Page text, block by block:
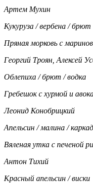
Артем Мухин
Кукуруза / вербена / брют
Пряная морковь с
Георгий Троян, Алексей
Облепиха / брют / водка
Гребешок с хурмой и
Леонид Конобрицкий
Апельсин / малина /
Вяленая утка с печеной
Антон Тихий
Красный апельсин / виски